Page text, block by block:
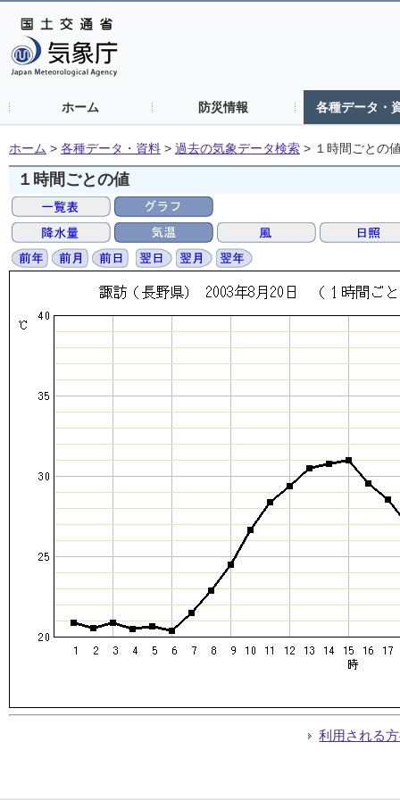
ホーム 防災情報 各種データ・
ホーム > 各種データ・資料 > 過去の気象データ検索 > １時間ごとの
１時間ごとの値
利用される